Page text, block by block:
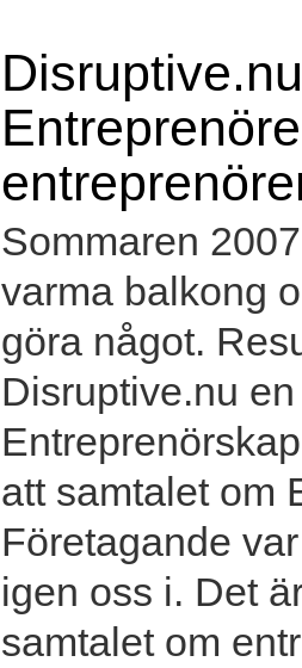
Sommaren
varma balkong
göra något.
Disruptive.nu
att samtalet om
Företagande
igen oss i. Det
samtalet om